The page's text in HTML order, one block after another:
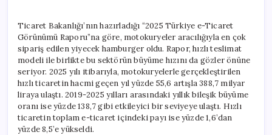
Çok
Sipariş
Edilen
Yiyecek
Hamburger!
Ticaret Bakanlığı’nın hazırladığı “2025 Türkiye e-Ticaret
Görünümü Raporu”na göre, motokuryeler aracılığıyla en çok
sipariş edilen yiyecek hamburger oldu. Rapor, hızlı teslimat
modeli ile birlikte bu sektörün büyüme hızını da gözler önüne
seriyor. 2025 yılı itibarıyla, motokuryelerle gerçekleştirilen
hızlı ticaretin hacmi geçen yıl yüzde 55,6 artışla 388,7 milyar
liraya ulaştı. 2019-2025 yılları arasındaki yıllık bileşik büyüme
oranı ise yüzde 138,7 gibi etkileyici bir seviyeye ulaştı. Hızlı
ticaretin toplam e-ticaret içindeki payı ise yüzde 1,6’dan
yüzde 8,5’e yükseldi.